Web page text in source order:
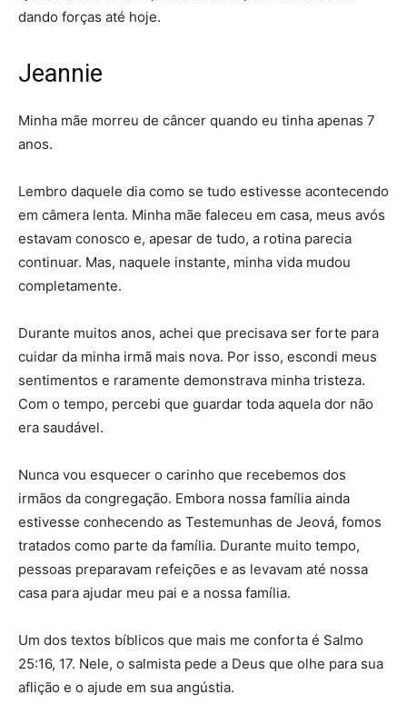
dando forças até hoje.
Jeannie
Minha mãe morreu de câncer quando eu tinha apenas 7
anos.
Lembro daquele dia como se tudo estivesse acontecendo
em câmera lenta. Minha mãe faleceu em casa, meus avós
estavam conosco e, apesar de tudo, a rotina parecia
continuar. Mas, naquele instante, minha vida mudou
completamente.
Durante muitos anos, achei que precisava ser forte para
cuidar da minha irmã mais nova. Por isso, escondi meus
sentimentos e raramente demonstrava minha tristeza.
Com o tempo, percebi que guardar toda aquela dor não
era saudável.
Nunca vou esquecer o carinho que recebemos dos
irmãos da congregação. Embora nossa família ainda
estivesse conhecendo as Testemunhas de Jeová, fomos
tratados como parte da família. Durante muito tempo,
pessoas preparavam refeições e as levavam até nossa
casa para ajudar meu pai e a nossa família.
Um dos textos bíblicos que mais me conforta é Salmo
25:16, 17. Nele, o salmista pede a Deus que olhe para sua
aflição e o ajude em sua angústia.